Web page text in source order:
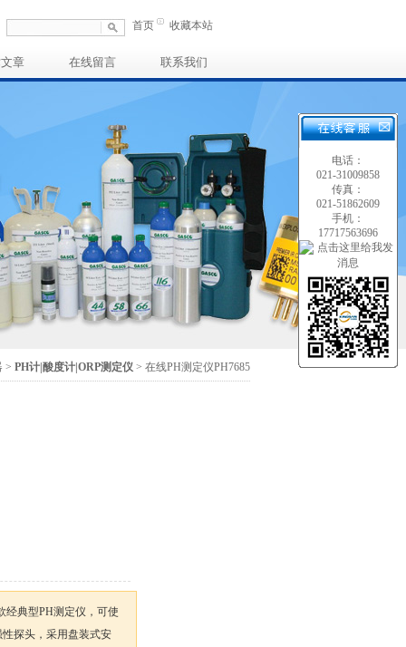
首页 收藏本站
章 在线留言 联系我们
> PH计|酸度计|ORP测定仪 > 在线PH测定仪PH7685
经典型PH测定仪，可使
探头，采用盘装式安
电话：
021-31009858
传真：
021-51862609
手机：
17717563696